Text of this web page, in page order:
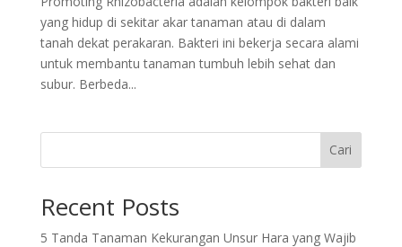
yang hidup di sekitar akar tanaman atau di dalam
tanah dekat perakaran. Bakteri ini bekerja secara alami
untuk membantu tanaman tumbuh lebih sehat dan
subur. Berbeda...
Cari
Recent Posts
5 Tanda Tanaman Kekurangan Unsur Hara yang Wajib